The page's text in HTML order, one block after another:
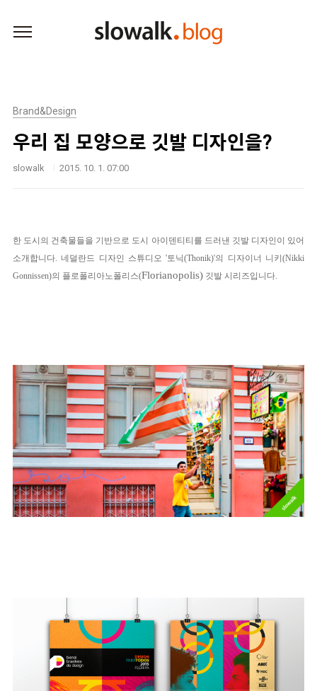
Brand&Design
우리 집 모양으로 깃발 디자인을?
slowalk 2015. 10. 1. 07:00
한 도시의 건축물들을 기반으로 도시 아이덴티티를 드러낸 깃발 디자인이 있어
소개합니다. 네덜란드 디자인 스튜디오 '토닉(Thonik)'의 디자이너 니키(Nikki
Gonnissen)의 플로폴리아노폴리스(Florianopolis) 깃발 시리즈입니다.